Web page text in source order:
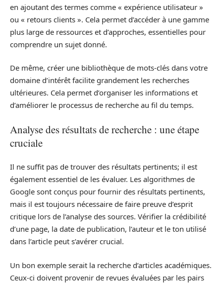
en ajoutant des termes comme « expérience utilisateur »
ou « retours clients ». Cela permet d’accéder à une gamme
plus large de ressources et d’approches, essentielles pour
comprendre un sujet donné.
De même, créer une bibliothèque de mots-clés dans votre
domaine d’intérêt facilite grandement les recherches
ultérieures. Cela permet d’organiser les informations et
d’améliorer le processus de recherche au fil du temps.
Analyse des résultats de recherche : une étape
cruciale
Il ne suffit pas de trouver des résultats pertinents; il est
également essentiel de les évaluer. Les algorithmes de
Google sont conçus pour fournir des résultats pertinents,
mais il est toujours nécessaire de faire preuve d’esprit
critique lors de l’analyse des sources. Vérifier la crédibilité
d’une page, la date de publication, l’auteur et le ton utilisé
dans l’article peut s’avérer crucial.
Un bon exemple serait la recherche d’articles académiques.
Ceux-ci doivent provenir de revues évaluées par les pairs